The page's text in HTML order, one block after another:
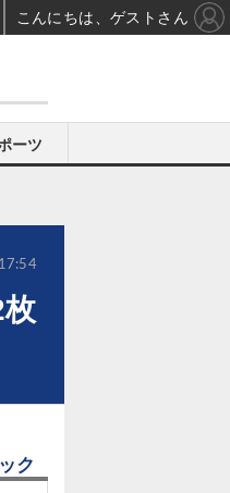
ーツ
ク
こんにちは、ゲストさん